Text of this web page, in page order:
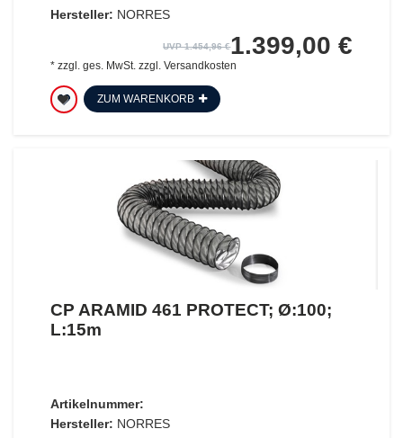
Hersteller: NORRES
UVP 1.454,96 €1.399,00 €
* zzgl. ges. MwSt. zzgl. Versandkosten
ZUM WARENKORB
CP ARAMID 461 PROTECT; Ø:100;
L:15m
Artikelnummer:
Hersteller: NORRES